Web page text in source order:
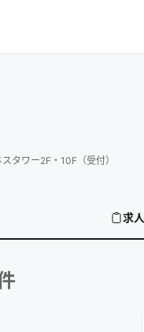
タワー2F・10F（受付）
求人